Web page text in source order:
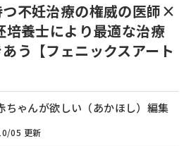
不妊治療の権威の医師×
培養士により最適な治療
う【フェニックスアート
ちゃんが欲しい（あかほし）編集
05 更新